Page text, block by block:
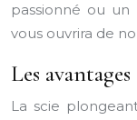
passionné ou
vous ouvrira de
Les
La scie